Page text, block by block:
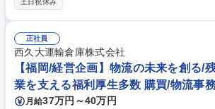
チェック、ドラフト作成（契約書の法務チェック）
化（リーガルマインド、ガバナンス強化） ・規程
各種プロジェクト案件に対する法務支援 ・紛争（
弁護士対応、その他法令調査）対応 ・法務関連の
ど 募集職種 【台東区/法務職】JTグループの安定基盤で「攻めの法務」へ
★年休120日
土日祝休み
正社員
西久大運輸倉庫株式会社
【福岡/経営企画】物流の未来を創る/
業を支える福利厚生多数 購買/物流事
月給37万円～40万円